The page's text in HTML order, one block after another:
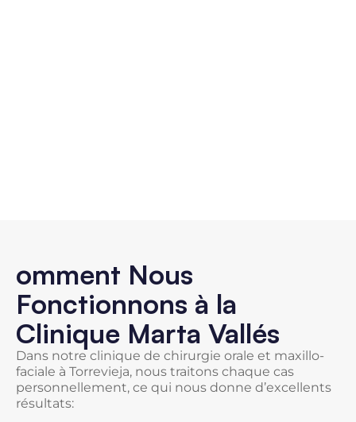
omment Nous
Fonctionnons à la
Clinique Marta Vallés
Dans notre clinique de chirurgie orale et maxillo-
faciale à Torrevieja, nous traitons chaque cas
personnellement, ce qui nous donne d’excellents
résultats: